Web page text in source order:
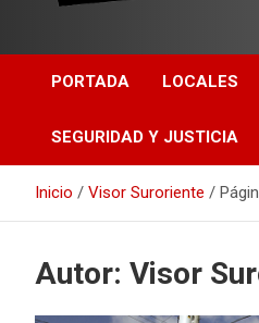
PORTADA LOCALES
SEGURIDAD Y JUSTICIA
Inicio Visor Suroriente
Autor: Visor